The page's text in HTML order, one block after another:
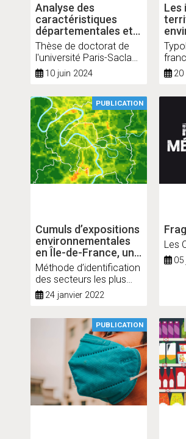
Analyse des
caractéristiques
départementales et
résidentielles
favorisant
l'autonomie
fonctionnelle des
Thèse de doctorat de
l'université Paris-Saclay
– Caroline Laborde
10 juin 2024
Les
et
20
Cumuls d’expositions
environnementales
en Île-de-France, un
enjeu de santé
PUBLICATION
Méthode d’identification
des secteurs les plus
impactés
24 janvier 2022
Les
05
PUBLICATION